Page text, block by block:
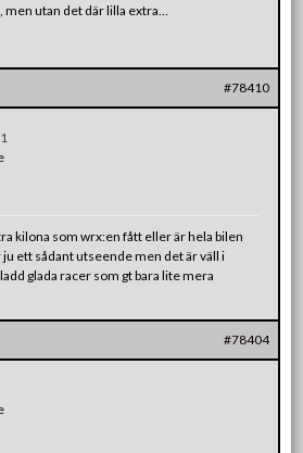
men utan det där lilla extra…
#78410
kilona som wrx:en fått eller är hela bilen
ett sådant utseende men det är väll i
glada racer som gt bara lite mera
#78404